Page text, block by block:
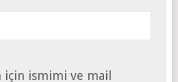
için ismimi ve mail